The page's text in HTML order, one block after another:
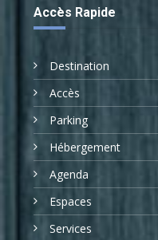
Accès Rapide
Destination
Accès
Parking
Hébergement
Agenda
Espaces
Services